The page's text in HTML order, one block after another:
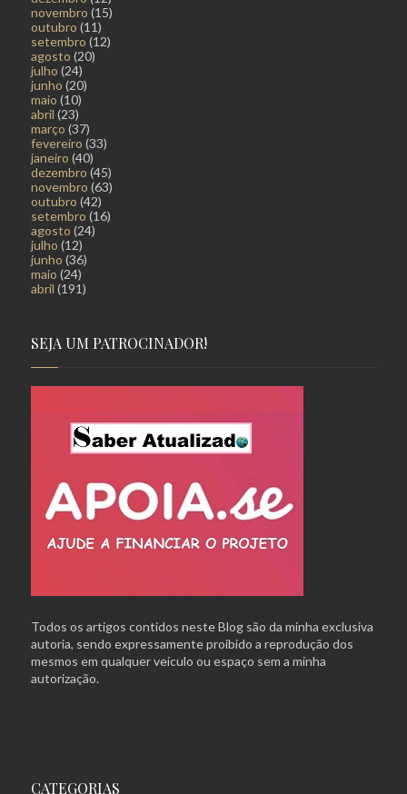
novembro (15)
outubro (11)
setembro (12)
agosto (20)
julho (24)
junho (20)
maio (10)
abril (23)
março (37)
fevereiro (33)
janeiro (40)
dezembro (45)
novembro (63)
outubro (42)
setembro (16)
agosto (24)
julho (12)
junho (36)
maio (24)
abril (191)
SEJA UM PATROCINADOR!
Todos os artigos contidos neste Blog são da minha exclusiva
autoria, sendo expressamente proibido a reprodução dos
mesmos em qualquer veículo ou espaço sem a minha
autorização.
CATEGORIAS